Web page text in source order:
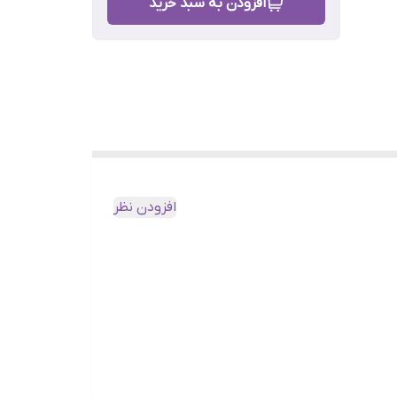
افزودن به سبد خرید
افزودن نظر